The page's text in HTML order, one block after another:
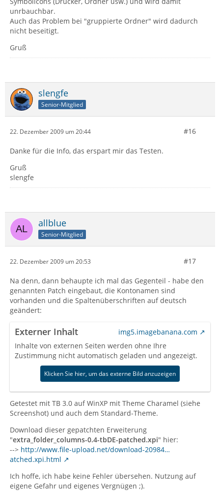
unrbauchbar.
Auch das Problem bei "gruppierte Ordner" wird dadurch
nicht beseitigt.
Gruß
slengfe
Senior-Mitglied
22. Dezember 2009 um 20:44 #16
Danke für die Info, das erspart mir das Testen.
Gruß
slengfe
allblue
Senior-Mitglied
22. Dezember 2009 um 20:53 #17
Na denn, dann behaupte ich mal das Gegenteil - habe den
genannten Patch eingebaut, die Kontonamen sind
vorhanden und die Spaltenüberschriften auf deutsch
geändert:
Externer Inhalt
img5.imagebanana.com
Inhalte von externen Seiten werden ohne Ihre
Zustimmung nicht automatisch geladen und angezeigt.
Klicken Sie hier, um das externe Bild anzuzeigen
Getestet mit TB 3.0 auf WinXP mit Theme Charamel (siehe
Screenshot) und auch dem Standard-Theme.
Download dieser gepatchten Erweiterung
"extra_folder_columns-0.4-tbDE-patched.xpi" hier:
--> http://www.file-upload.net/download-20984…
atched.xpi.html
Ich hoffe, ich habe keine Fehler übersehen. Nutzung auf
eigene Gefahr und eigenes Vergnügen ;).